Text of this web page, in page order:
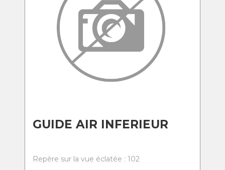
GUIDE AIR INFERIEUR
Repère sur la vue éclatée : 102